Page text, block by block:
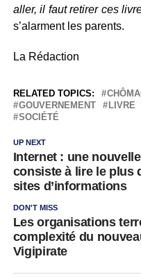
aller, il faut retirer ces
s’alarment les parents.
La Rédaction
RELATED TOPICS:
GOUVERNEMENT
LIVRE
SOCIÉTÉ
UP NEXT
Internet : une
consiste à lire le plus
sites d’informations
DON'T MISS
Les organisations
complexité du
Vigipirate